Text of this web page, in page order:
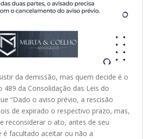
da demissão, mas quem decide é o
489 da Consolidação das Leis do
“Dado o aviso prévio, a rescisão
de expirado o respectivo prazo, mas,
reconsiderar o ato, antes de seu
facultado aceitar ou não a